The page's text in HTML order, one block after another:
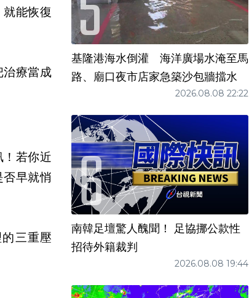
能恢復
療當成
若你近
早就悄
三重壓
基隆港海水倒灌 海洋廣場水淹至馬
路、廟口夜市店家急築沙包牆擋水
2026.08.08 22:22
南韓足壇驚人醜聞！ 足協挪公款性
招待外籍裁判
2026.08.08 19:44